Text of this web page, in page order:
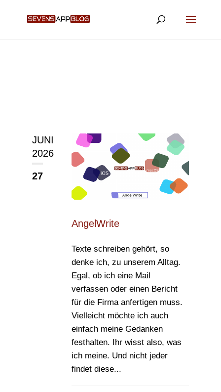
JUNI
2026
27
AngelWrite
Texte schreiben gehört, so
denke ich, zu unserem Alltag.
Egal, ob ich eine Mail
verfassen oder einen Bericht
für die Firma anfertigen muss.
Vielleicht möchte ich auch
einfach meine Gedanken
festhalten. Ihr wisst also, was
ich meine. Und nicht jeder
findet diese...